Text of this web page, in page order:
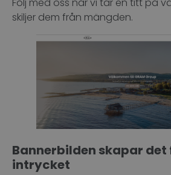
Följ med oss när vi tar en titt på
skiljer dem från mängden.
Bannerbilden skapar
intrycket